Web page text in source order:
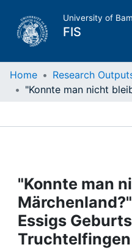
University of
FIS
Home
Projects
People
Institutions
Home Research
"Konnte man
Essigs
Truchtelfingen